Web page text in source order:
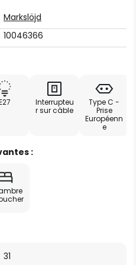
Markslöjd
10046366
Interrupteu
r sur câble
Type C -
Prise
Européenn
e
:
31